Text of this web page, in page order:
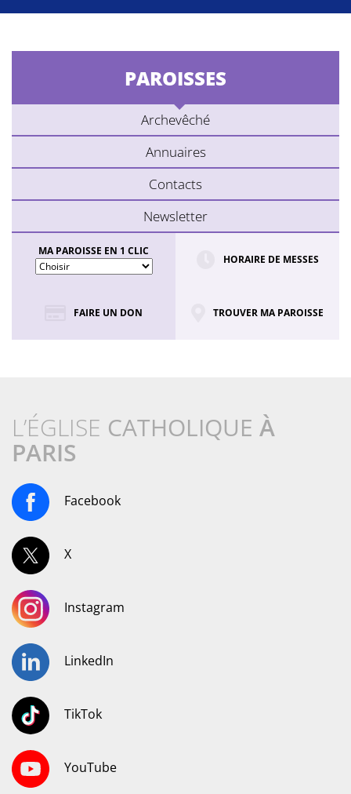
PAROISSES
Archevêché
Annuaires
Contacts
Newsletter
MA PAROISSE EN 1 CLIC
HORAIRE DE MESSES
FAIRE UN DON TROUVER MA PAROISSE
L’ÉGLISE CATHOLIQUE À
PARIS
Facebook
X
Instagram
LinkedIn
TikTok
YouTube